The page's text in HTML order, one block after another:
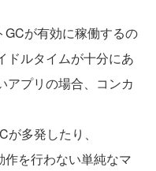
が有効に稼働するの
ドルタイムが十分にあ
アプリの場合、コンカ
多発したり、
を行わない単純なマ